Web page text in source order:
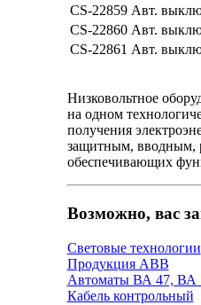
CS-22859 Авт.
CS-22860 Авт.
CS-22861 Авт.
Низковольтное
на одном
получения
защитным, вводным,
обеспечивающих
Возможно, вас
Световые технологии
Продукция ABB
Автоматы ВА 47, ВА
Кабель контрольный